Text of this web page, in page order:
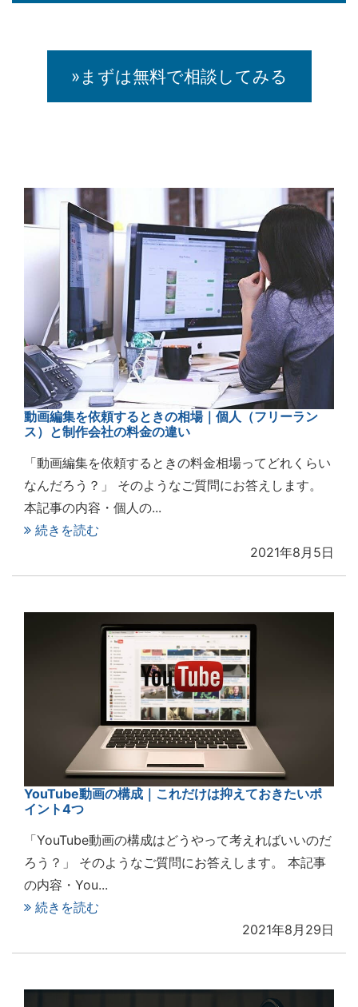
»まずは無料で相談してみる
動画編集を依頼するときの相場｜個人（フリーラン
ス）と制作会社の料金の違い
「動画編集を依頼するときの料金相場ってどれくらい
なんだろう？」 そのようなご質問にお答えします。
本記事の内容・個人の...
続きを読む
2021年8月5日
YouTube動画の構成｜これだけは抑えておきたいポ
イント4つ
「YouTube動画の構成はどうやって考えればいいのだ
ろう？」 そのようなご質問にお答えします。 本記事
の内容・You...
続きを読む
2021年8月29日